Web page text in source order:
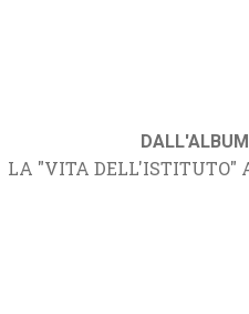
LA "VITA DELL'ISTITUTO"